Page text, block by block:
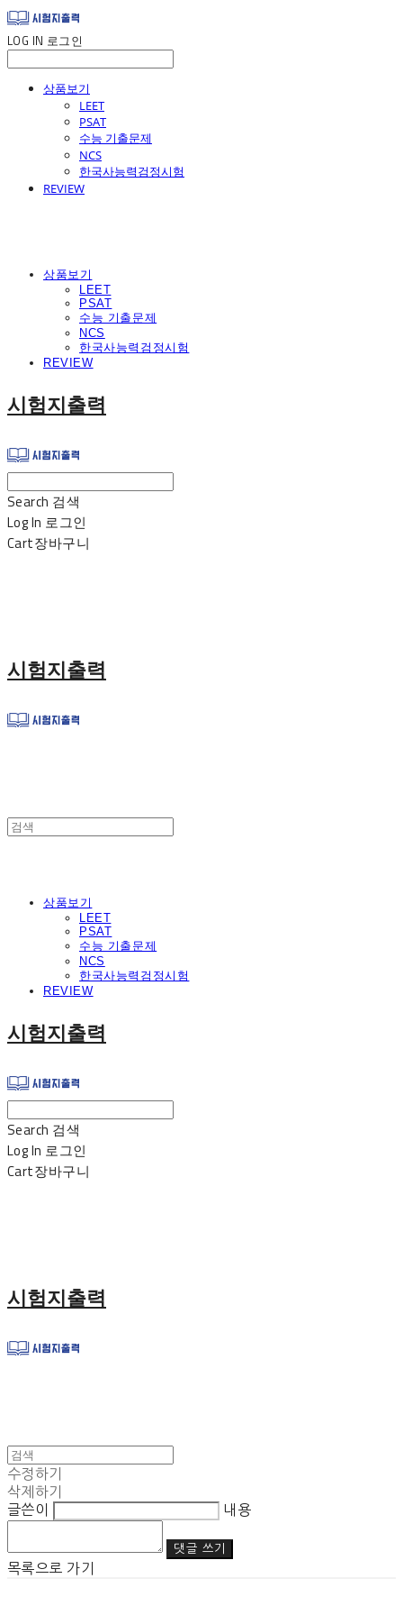
LOG IN 로그인
상품보기
LEET
PSAT
수능 기출문제
NCS
한국사능력검정시험
REVIEW
상품보기
LEET
PSAT
수능 기출문제
NCS
한국사능력검정시험
REVIEW
시험지출력
Search 검색
Log In 로그인
Cart장바구니
시험지출력
상품보기
LEET
PSAT
수능 기출문제
NCS
한국사능력검정시험
REVIEW
시험지출력
Search 검색
Log In 로그인
Cart장바구니
시험지출력
수정하기
삭제하기
글쓴이
내용
댓글 쓰기
목록으로 가기